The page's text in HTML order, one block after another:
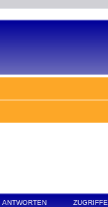
ANTWORTEN ZUGRIFFE